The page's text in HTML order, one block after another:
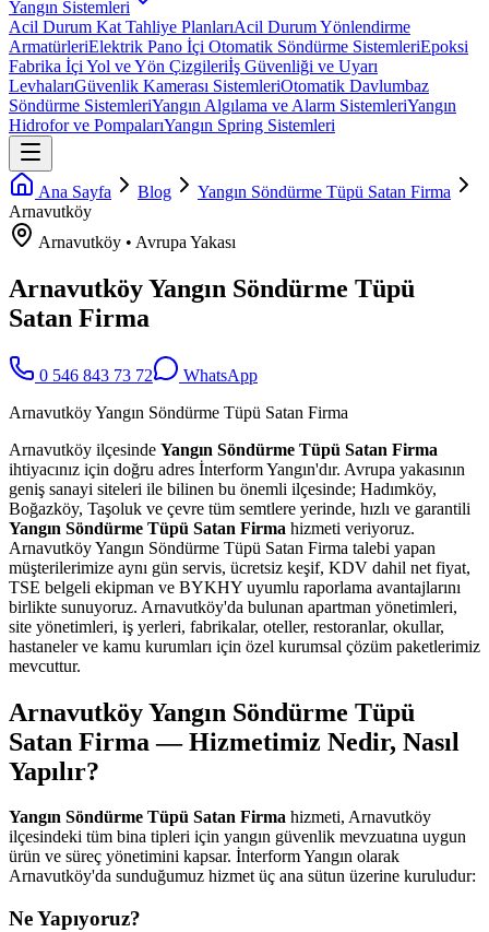
Yangın Sistemleri
Acil Durum Kat Tahliye PlanlarıAcil Durum Yönlendirme
ArmatürleriElektrik Pano İçi Otomatik Söndürme SistemleriEpoksi
Fabrika İçi Yol ve Yön Çizgileriİş Güvenliği ve Uyarı
LevhalarıGüvenlik Kamerası SistemleriOtomatik Davlumbaz
Söndürme SistemleriYangın Algılama ve Alarm SistemleriYangın
Hidrofor ve PompalarıYangın Spring Sistemleri
Ana Sayfa Blog
Yangın Söndürme Tüpü Satan Firma
Arnavutköy
Arnavutköy • Avrupa Yakası
Arnavutköy Yangın Söndürme Tüpü
Satan Firma
0 546 843 73 72
WhatsApp
Arnavutköy Yangın Söndürme Tüpü Satan Firma
Arnavutköy ilçesinde Yangın Söndürme Tüpü Satan Firma
ihtiyacınız için doğru adres İnterform Yangın'dır. Avrupa yakasının
geniş sanayi siteleri ile bilinen bu önemli ilçesinde; Hadımköy,
Boğazköy, Taşoluk ve çevre tüm semtlere yerinde, hızlı ve garantili
Yangın Söndürme Tüpü Satan Firma hizmeti veriyoruz.
Arnavutköy Yangın Söndürme Tüpü Satan Firma talebi yapan
müşterilerimize aynı gün servis, ücretsiz keşif, KDV dahil net fiyat,
TSE belgeli ekipman ve BYKHY uyumlu raporlama avantajlarını
birlikte sunuyoruz. Arnavutköy'da bulunan apartman yönetimleri,
site yönetimleri, iş yerleri, fabrikalar, oteller, restoranlar, okullar,
hastaneler ve kamu kurumları için özel kurumsal çözüm paketlerimiz
mevcuttur.
Arnavutköy Yangın Söndürme Tüpü
Satan Firma — Hizmetimiz Nedir, Nasıl
Yapılır?
Yangın Söndürme Tüpü Satan Firma hizmeti, Arnavutköy
ilçesindeki tüm bina tipleri için yangın güvenlik mevzuatına uygun
ürün ve süreç yönetimini kapsar. İnterform Yangın olarak
Arnavutköy'da sunduğumuz hizmet üç ana sütun üzerine kuruludur:
Ne Yapıyoruz?